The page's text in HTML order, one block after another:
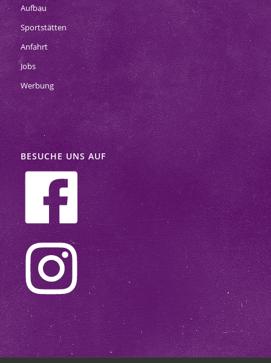
Aufbau
Sportstätten
Anfahrt
Jobs
Werbung
BESUCHE UNS AUF